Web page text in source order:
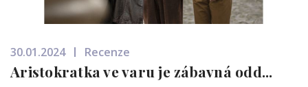
30.01.2024 Recenze
Aristokratka ve varu je zábavná odd...